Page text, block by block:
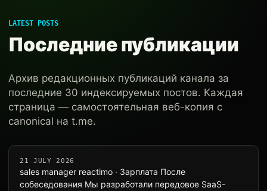
LATEST POSTS
Последние публикации
Архив редакционных публикаций канала за
последние 30 индексируемых постов. Каждая
страница — самостоятельная веб-копия с
canonical на t.me.
21 JULY 2026
sales manager reactimo · Зарплата После
собеседования Мы разработали передовое SaaS-